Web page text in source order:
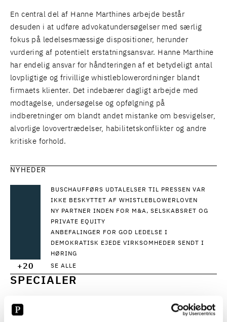
En central del af Hanne Marthines arbejde består
desuden i at udføre advokatundersøgelser med særlig
fokus på ledelsesmæssige dispositioner, herunder
vurdering af potentielt erstatningsansvar. Hanne Marthine
har endelig ansvar for håndteringen af et betydeligt antal
lovpligtige og frivillige whistleblowerordninger blandt
firmaets klienter. Det indebærer dagligt arbejde med
modtagelse, undersøgelse og opfølgning på
indberetninger om blandt andet mistanke om besvigelser,
alvorlige lovovertrædelser, habilitetskonflikter og andre
kritiske forhold.
NYHEDER
BUSCHAUFFØRS UDTALELSER TIL PRESSEN VAR
IKKE BESKYTTET AF WHISTLEBLOWERLOVEN
NY PARTNER INDEN FOR M&A, SELSKABSRET OG
PRIVATE EQUITY
ANBEFALINGER FOR GOD LEDELSE I
DEMOKRATISK EJEDE VIRKSOMHEDER SENDT I
HØRING
+20 SE ALLE
SPECIALER
ADVOKATUNDERSØGELSE